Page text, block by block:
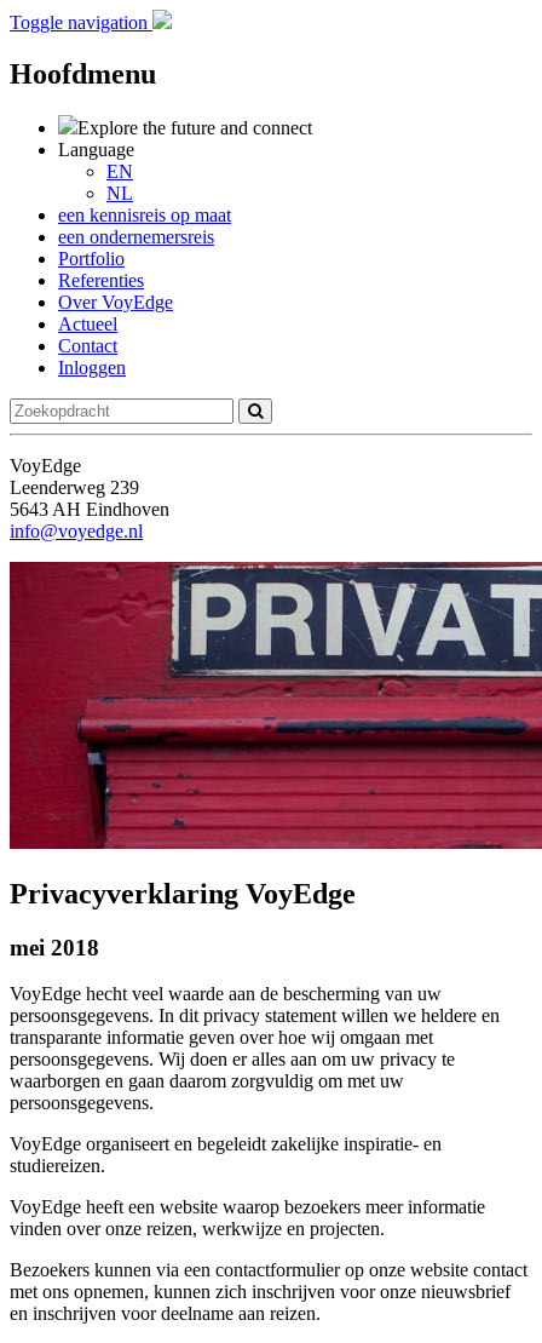
Toggle navigation
Hoofdmenu
Explore the future and connect
Language
EN
NL
een kennisreis op maat
een ondernemersreis
Portfolio
Referenties
Over VoyEdge
Actueel
Contact
Inloggen
VoyEdge
Leenderweg 239
5643 AH Eindhoven
info@voyedge.nl
Privacyverklaring VoyEdge
mei 2018
VoyEdge hecht veel waarde aan de bescherming van uw
persoonsgegevens. In dit privacy statement willen we heldere en
transparante informatie geven over hoe wij omgaan met
persoonsgegevens. Wij doen er alles aan om uw privacy te
waarborgen en gaan daarom zorgvuldig om met uw
persoonsgegevens.
VoyEdge organiseert en begeleidt zakelijke inspiratie- en
studiereizen.
VoyEdge heeft een website waarop bezoekers meer informatie
vinden over onze reizen, werkwijze en projecten.
Bezoekers kunnen via een contactformulier op onze website contact
met ons opnemen, kunnen zich inschrijven voor onze nieuwsbrief
en inschrijven voor deelname aan reizen.